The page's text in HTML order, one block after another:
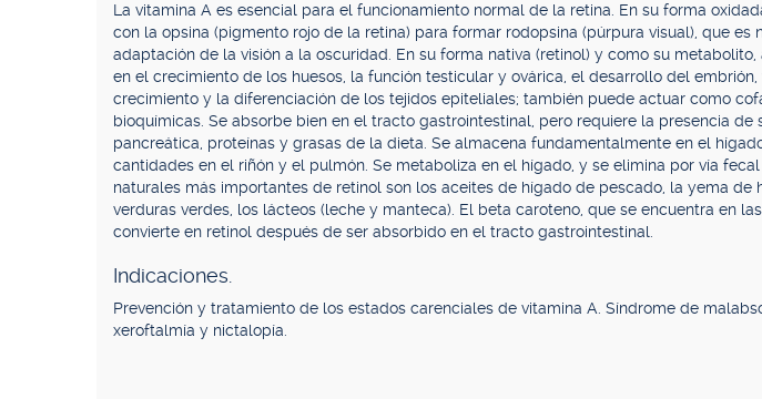
La vitamina A es esencial para el funcionamiento normal de la retina. En su forma
con la opsina (pigmento rojo de la retina) para formar rodopsina (púrpura visual), que es
adaptación de la visión a la oscuridad. En su forma nativa (retinol) y como su
en el crecimiento de los huesos, la función testicular y ovárica, el desarrollo del
crecimiento y la diferenciación de los tejidos epiteliales; también puede actuar como
bioquímicas. Se absorbe bien en el tracto gastrointestinal, pero requiere la presencia de
pancreática, proteínas y grasas de la dieta. Se almacena fundamentalmente en el
cantidades en el riñón y el pulmón. Se metaboliza en el hígado, y se elimina por vía
naturales más importantes de retinol son los aceites de hígado de pescado, la yema de
verduras verdes, los lácteos (leche y manteca). El beta caroteno, que se encuentra en
convierte en retinol después de ser absorbido en el tracto gastrointestinal.
Indicaciones.
Prevención y tratamiento de los estados carenciales de vitamina A. Síndrome de
xeroftalmía y nictalopía.